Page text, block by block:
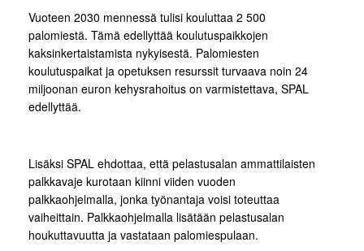
Vuoteen 2030 mennessä tulisi kouluttaa 2 500
palomiestä. Tämä edellyttää koulutuspaikkojen
kaksinkertaistamista nykyisestä. Palomiesten
koulutuspaikat ja opetuksen resurssit turvaava noin 24
miljoonan euron kehysrahoitus on varmistettava, SPAL
edellyttää.
Lisäksi SPAL ehdottaa, että pelastusalan ammattilaisten
palkkavaje kurotaan kiinni viiden vuoden
palkkaohjelmalla, jonka työnantaja voisi toteuttaa
vaiheittain. Palkkaohjelmalla lisätään pelastusalan
houkuttavuutta ja vastataan palomiespulaan.